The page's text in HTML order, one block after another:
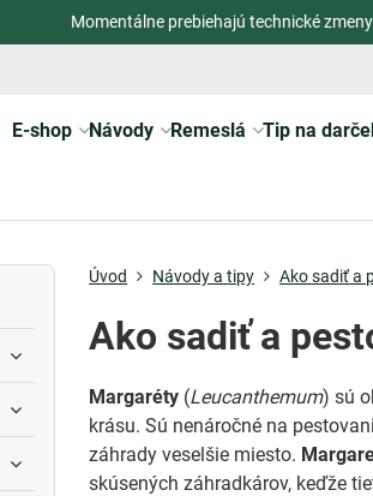
Momentálne prebiehajú technické
E-shop Návody Remeslá Tip na
Úvod Návody a tipy Ako sadiť a
Ako sadiť a
Margaréty (Leucanthemum) sú
krásu. Sú nenáročné na
záhrady veselšie miesto.
skúsených záhradkárov, keďže